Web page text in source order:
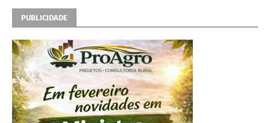
PUBLICIDADE